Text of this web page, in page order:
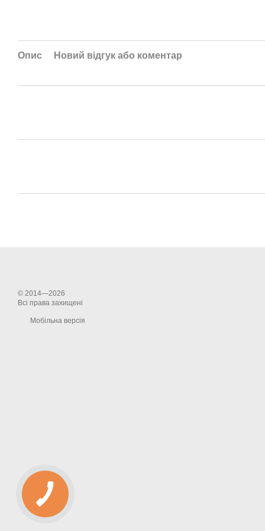
Опис Новий відгук або коментар
© 2014—2026
Всі права захищені
Мобільна версія